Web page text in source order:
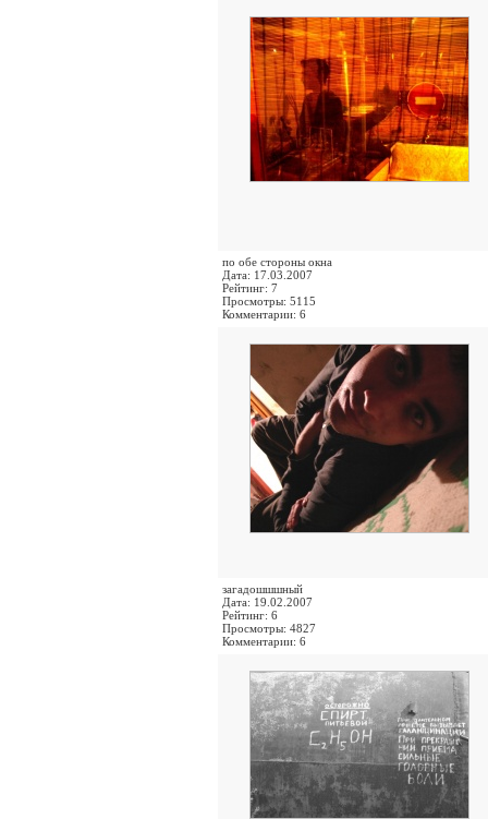
по обе стороны окна
Дата: 17.03.2007
Рейтинг: 7
Просмотры: 5115
Комментарии: 6
загадошшшный
Дата: 19.02.2007
Рейтинг: 6
Просмотры: 4827
Комментарии: 6